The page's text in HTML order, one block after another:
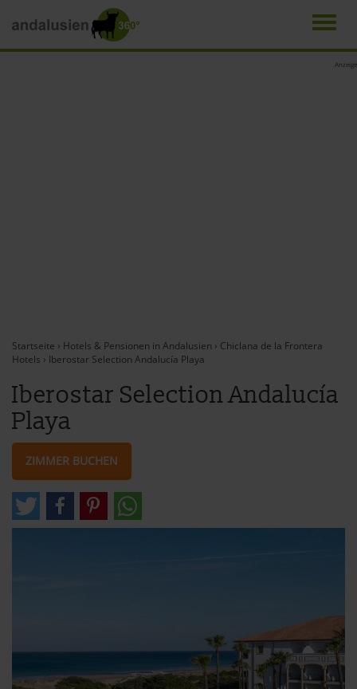
Anzeige
Startseite › Hotels & Pensionen in Andalusien › Chiclana de la Frontera
Hotels › Iberostar Selection Andalucía Playa
Iberostar Selection Andalucía
Playa
ZIMMER BUCHEN